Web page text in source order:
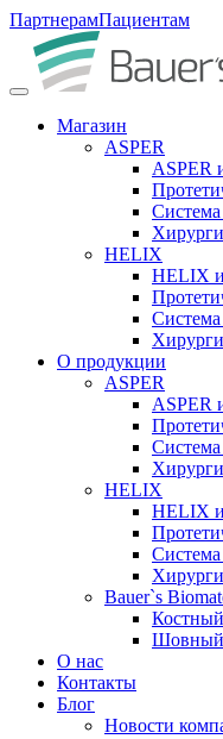
ПартнерамПациентам
Магазин
ASPER
ASPER
HELIX
HELIX
О продукции
ASPER
ASPER
HELIX
HELIX
Bauer`s
Шовный
О нас
Контакты
Блог
Новости